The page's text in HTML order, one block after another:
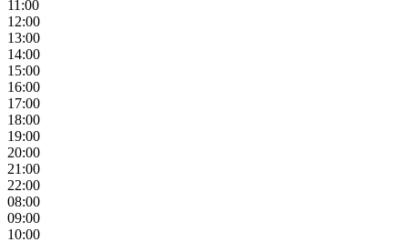
11:00
12:00
13:00
14:00
15:00
16:00
17:00
18:00
19:00
20:00
21:00
22:00
08:00
09:00
10:00